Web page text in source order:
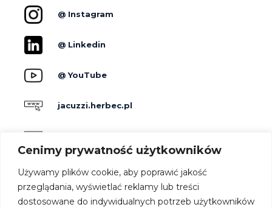
Cenimy prywatność użytkowników
Używamy plików cookie, aby poprawić jakość
przeglądania, wyświetlać reklamy lub treści
dostosowane do indywidualnych potrzeb użytkowników
@ Instagram
@ Linkedin
@ YouTube
jacuzzi.herbec.pl